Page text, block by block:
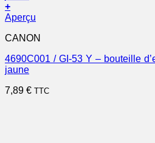
+
Aperçu
CANON
4690C001 / GI-53 Y – bouteille
jaune
7,89 € TTC